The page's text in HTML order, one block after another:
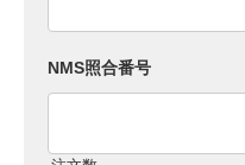
NMS照合番号